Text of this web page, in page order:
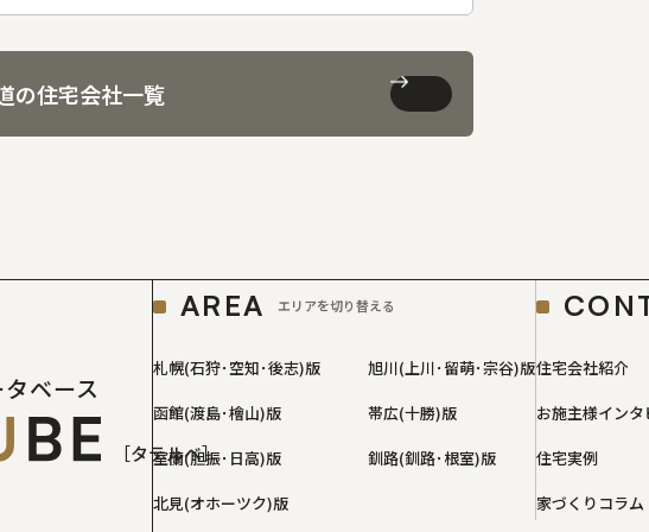
の住宅会社一覧
ベース
［タテルベ］
AREA エリアを切り替える
札幌(石狩･空知･後志)版
旭川(上川･留萌･宗谷)版
函館(渡島･檜山)版
帯広(十勝)版
室蘭(胆振･日高)版
釧路(釧路･根室)版
北見(オホーツク)版
住宅会社紹介
お施主様インタ
住宅実例
家づくりコラム